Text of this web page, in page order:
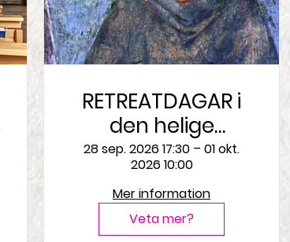
RETREATDAGAR i
den helige
Franciskus anda
28 sep. 2026 17:30 – 01 okt.
2026 10:00
Mer information
Veta mer?